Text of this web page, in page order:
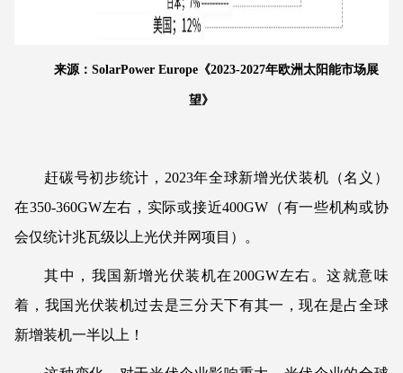
来源：SolarPower Europe《2023-2027年欧洲太阳能市场展
望》
赶碳号初步统计，2023年全球新增光伏装机（名义）
在350-360GW左右，实际或接近400GW（有一些机构或协
会仅统计兆瓦级以上光伏并网项目）。
其中，我国新增光伏装机在200GW左右。这就意味
着，我国光伏装机过去是三分天下有其一，现在是占全球
新增装机一半以上！